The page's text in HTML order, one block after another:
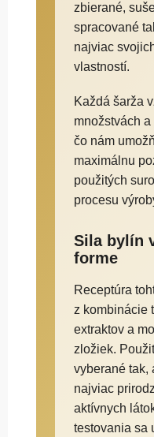
zbierané,
spracované
najviac
vlastností.
Každá šarža
množstvách
čo nám
maximálnu
použitých
procesu
Sila bylín
forme
Receptúra
z kombinácie
extraktov a
zložiek.
vyberané tak,
najviac
aktívnych
testovania sa